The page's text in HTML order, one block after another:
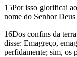
15Por isso glorificai
nome do Senhor Deus
16Dos confins da
disse: Emagreço,
perfidamente; sim, os